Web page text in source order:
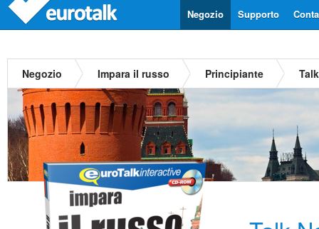
Supporto
Negozio
Negozio Impara il russo Principiante